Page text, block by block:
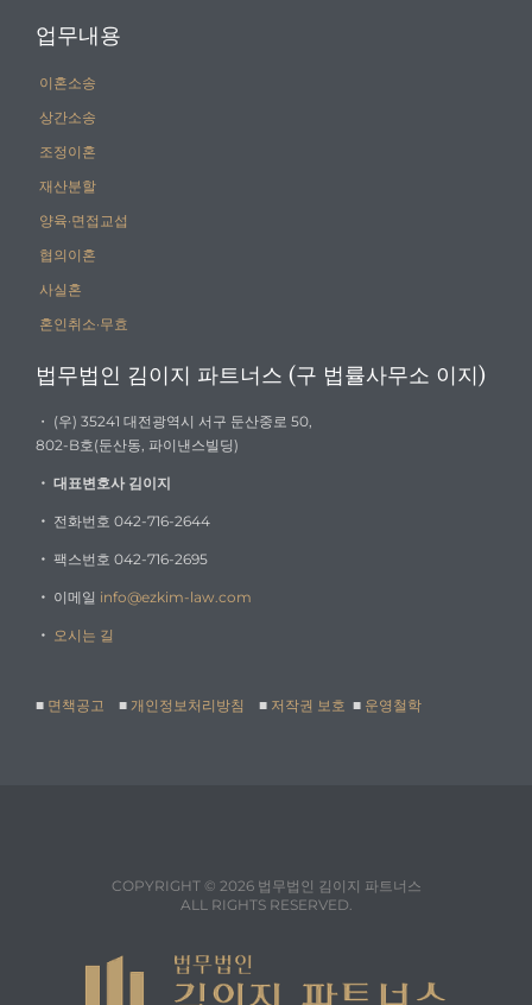
업무내용
이혼소송
상간소송
조정이혼
재산분할
양육·면접교섭
협의이혼
사실혼
혼인취소·무효
법무법인 김이지 파트너스 (구 법률사무소 이지)
・ (우) 35241 대전광역시 서구 둔산중로 50,
802-B호(둔산동, 파이낸스빌딩)
・ 대표변호사 김이지
・ 전화번호 042-716-2644
・ 팩스번호 042-716-2695
・ 이메일 info@ezkim-law.com
・ 오시는 길
■ 면책공고 ■ 개인정보처리방침 ■ 저작권 보호 ■ 운영철학
COPYRIGHT © 2026 법무법인 김이지 파트너스
ALL RIGHTS RESERVED.